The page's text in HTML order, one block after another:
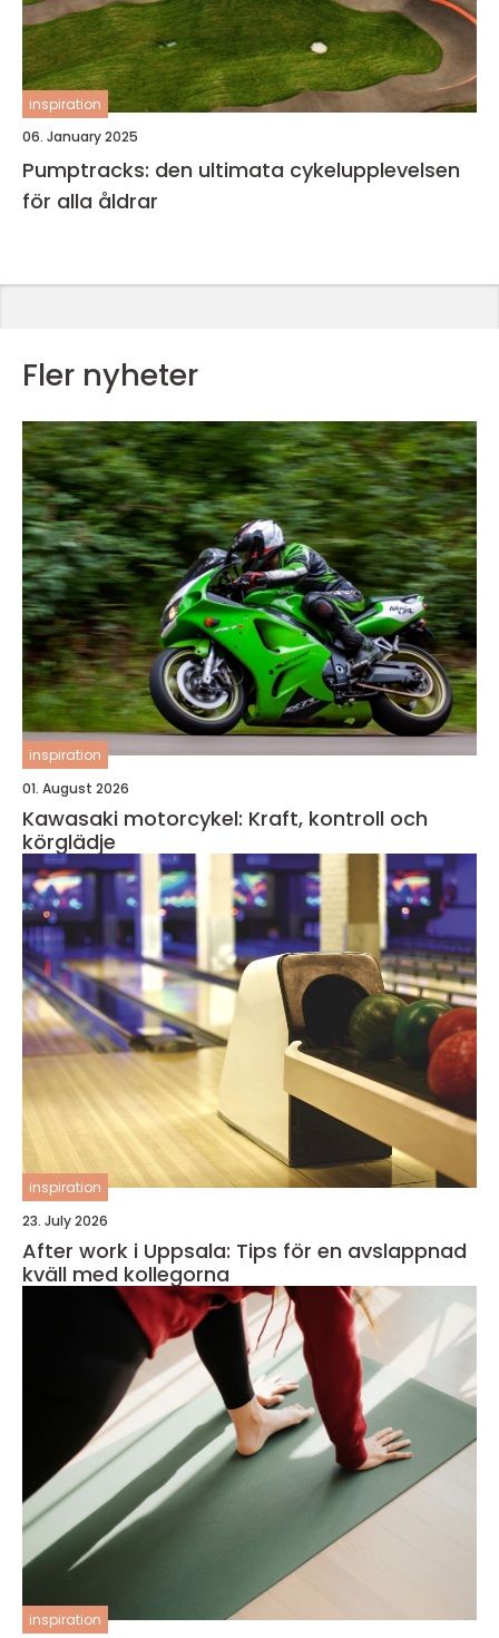
inspiration
06. January 2025
Pumptracks: den ultimata cykelupplevelsen
för alla åldrar
Fler nyheter
inspiration
01. August 2026
Kawasaki motorcykel: Kraft, kontroll och
körglädje
inspiration
23. July 2026
After work i Uppsala: Tips för en avslappnad
kväll med kollegorna
inspiration